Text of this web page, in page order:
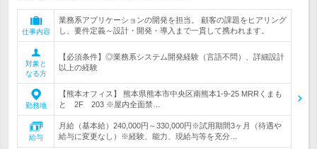
仕事内容
業務系アプリケーションの開発を担当。 顧客の課題をヒアリング
し、要件定義～設計・開発・導入まで一貫して携われます。
対象と
なる方
【必須条件】◎業務系システム開発経験（言語不問）、詳細設計
以上の経験
勤務地
【熊本オフィス】 熊本県熊本市中央区南熊本1-9-25 MRRくまも
と 2F 203 ※屋内全面禁…
給与
月給（基本給）240,000円～330,000円※試用期間3ヶ月（待遇や
給与に変更なし）※経験、能力、現給与等を充分…